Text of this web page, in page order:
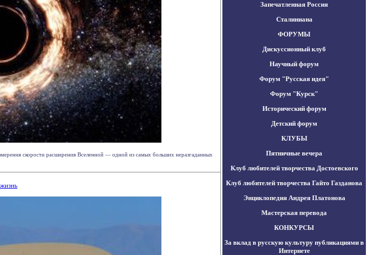
скорости расширения Вселенной — одной из самых больших неразгаданных
Запечатленная Россия
Сталиниана
ФОРУМЫ
Дискуссионный клуб
Научный форум
Форум "Русская идея"
Форум "Курск"
Исторический форум
Детский форум
КЛУБЫ
Пятничные вечера
Клуб любителей творчества Достоевского
Клуб любителей творчества Гайто Газданова
Энциклопедия Андрея Платонова
Мастерская перевода
КОНКУРСЫ
За вклад в русскую культуру публикациями в
Интернете